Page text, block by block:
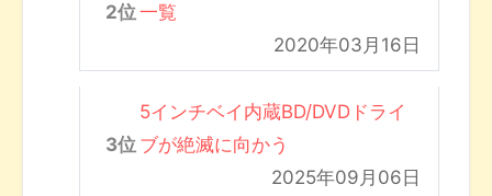
一覧
2020年03月16日
5インチベイ内蔵BD/DVDドライ
ブが絶滅に向かう
2025年09月06日